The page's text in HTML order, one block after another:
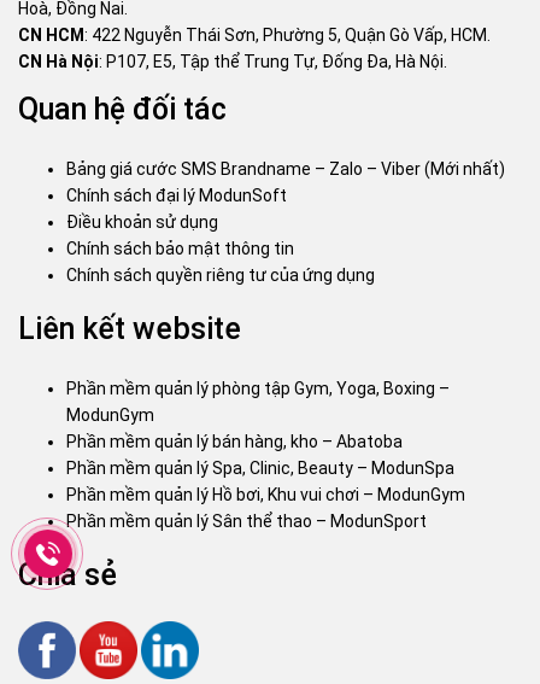
Hoà, Đồng Nai.
CN HCM: 422 Nguyễn Thái Sơn, Phường 5, Quận Gò Vấp, HCM.
CN Hà Nội: P107, E5, Tập thể Trung Tự, Đống Đa, Hà Nội.
Quan hệ đối tác
Bảng giá cước SMS Brandname – Zalo – Viber (Mới nhất)
Chính sách đại lý ModunSoft
Điều khoản sử dụng
Chính sách bảo mật thông tin
Chính sách quyền riêng tư của ứng dụng
Liên kết website
Phần mềm quản lý phòng tập Gym, Yoga, Boxing –
ModunGym
Phần mềm quản lý bán hàng, kho – Abatoba
Phần mềm quản lý Spa, Clinic, Beauty – ModunSpa
Phần mềm quản lý Hồ bơi, Khu vui chơi – ModunGym
Phần mềm quản lý Sân thể thao – ModunSport
Chia sẻ